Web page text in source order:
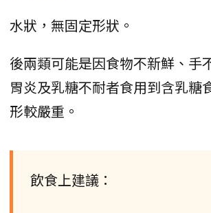
水狀，無固定形狀。
後兩類可能是因食物不新鮮、手
胃炎及乳糖不耐者食用到含乳糖
形較嚴重。
飲食上建議：